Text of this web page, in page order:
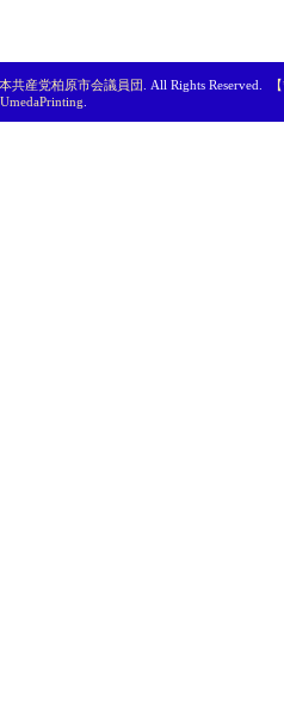
共産党柏原市会議員団 . All Rights Reserved.
UmedaPrinting